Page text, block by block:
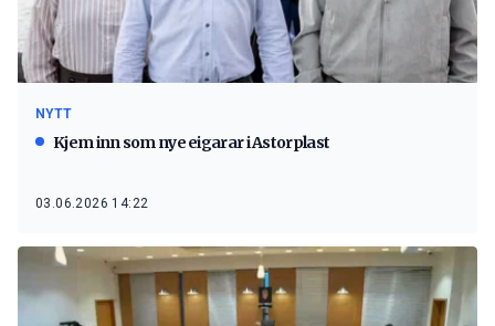
NYTT
Kjem inn som nye eigarar i Astorplast
03.06.2026 14:22